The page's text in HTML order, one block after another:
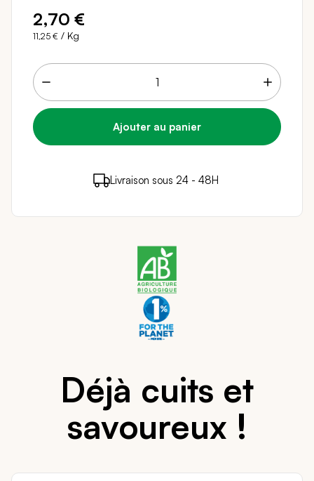
2,70 €
11,25 € / Kg
2 points de fidélité ( 0,04 € )
en achetant ce
Livraison sous 24 - 48H
Paiement sécurisé
Déjà cuits et
savoureux !